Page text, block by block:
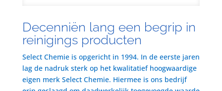
Decenniën lang een begrip in
reinigings producten
Select Chemie is opgericht in 1994. In de eerste jaren
lag de nadruk sterk op het kwalitatief hoogwaardige
eigen merk Select Chemie. Hiermee is ons bedrijf